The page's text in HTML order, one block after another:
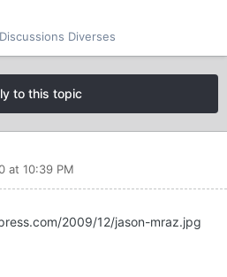
Discussions Diverses
to this topic
at 10:39 PM
2009/12/jason-mraz.jpg